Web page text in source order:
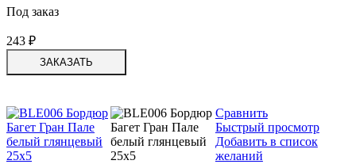
Под заказ
243 ₽
ЗАКАЗАТЬ
Сравнить
Быстрый просмотр
Добавить в список
желаний